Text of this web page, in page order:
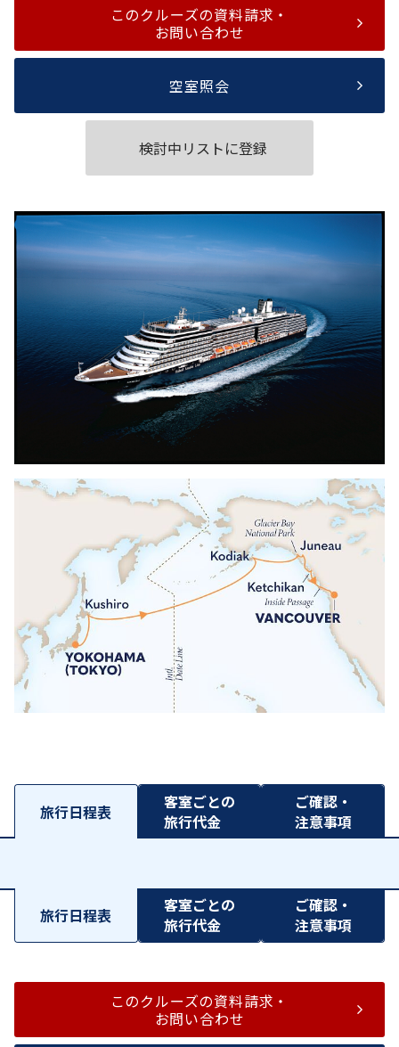
このクルーズの資料請求・
お問い合わせ
空室照会
検討中リストに登録
旅行日程表
客室ごとの
旅行代金
ご確認・
注意事項
旅行日程表
客室ごとの
旅行代金
ご確認・
注意事項
このクルーズの資料請求・
お問い合わせ